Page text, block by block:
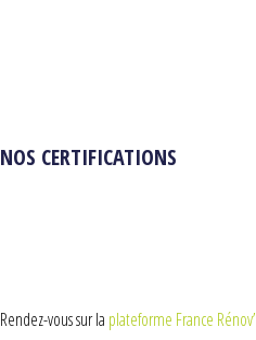
NOS CERTIFICATIONS
Rendez-vous sur la plateforme France Rénov’